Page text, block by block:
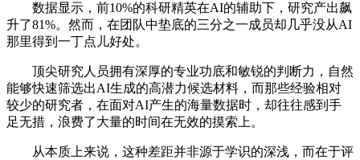
数据显示，前10%的科研精英在AI的辅助下，研究产出飙
升了81%。然而，在团队中垫底的三分之一成员却几乎没从AI
那里得到一丁点儿好处。
顶尖研究人员拥有深厚的专业功底和敏锐的判断力，自然
能够快速筛选出AI生成的高潜力候选材料，而那些经验相对
较少的研究者，在面对AI产生的海量数据时，却往往感到手
足无措，浪费了大量的时间在无效的摸索上。
从本质上来说，这种差距并非源于学识的深浅，而在于评